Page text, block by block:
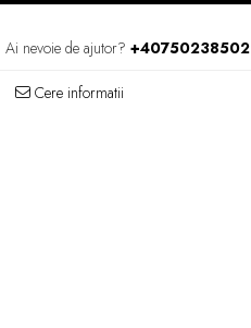
Ai nevoie de ajutor? +40750238502
Cere informatii